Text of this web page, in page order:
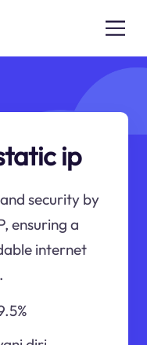
ip
security by
ensuring a
internet